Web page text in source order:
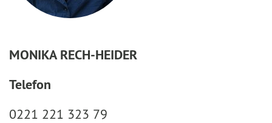
MONIKA RECH-HEIDER
Telefon
0221 221 323 79